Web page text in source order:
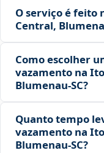
O serviço é feito
Central,
Como escolher
vazamento na
Blumenau‑SC?
Quanto tempo
vazamento na
Blumenau‑SC?